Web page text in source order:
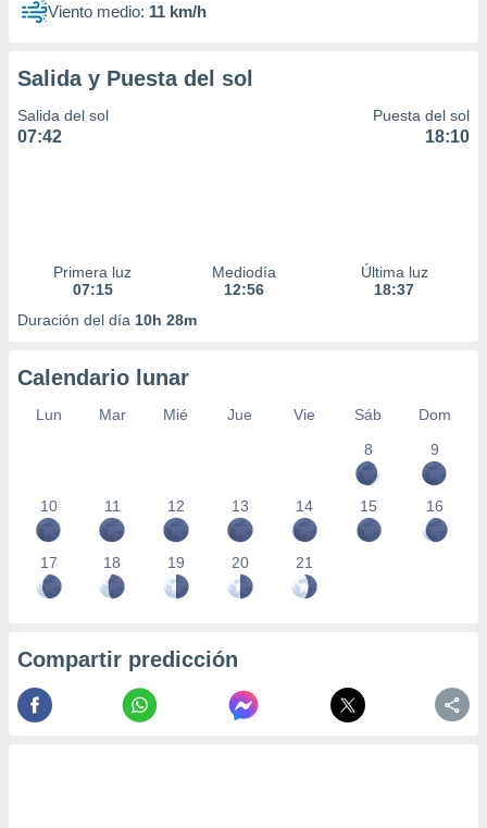
Viento medio: 11 km/h
Salida y Puesta del sol
Salida del sol
07:42
Puesta del sol
18:10
Primera luz
07:15
Mediodía
12:56
Última luz
18:37
Duración del día 10h 28m
Calendario lunar
Lun Mar Mié Jue Vie Sáb
Dom
8
9
10 11 12 13 14 15 16
17 18 19 20 21
Compartir predicción